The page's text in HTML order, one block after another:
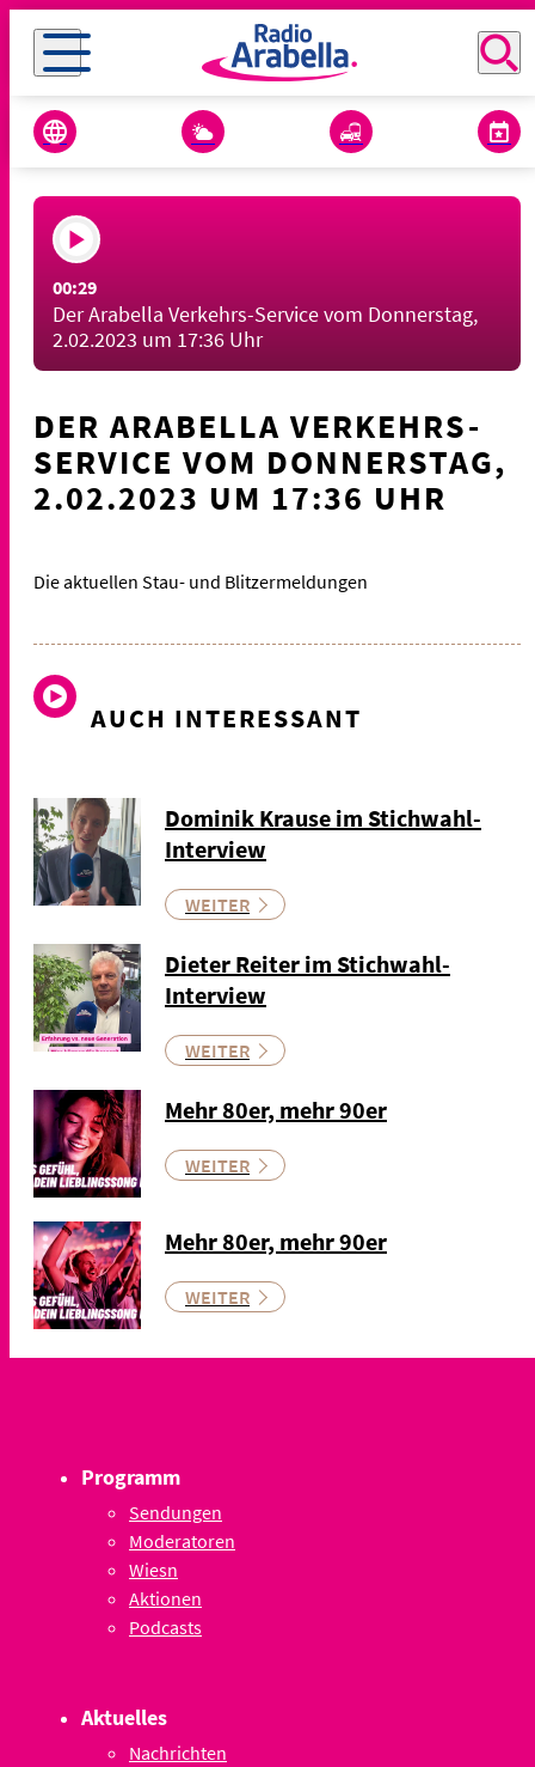
00:29
Der Arabella Verkehrs-Service vom Donnerstag,
2.02.2023 um 17:36 Uhr
DER ARABELLA VERKEHRS-
SERVICE VOM DONNERSTAG,
2.02.2023 UM 17:36 UHR
Die aktuellen Stau- und Blitzermeldungen
AUCH INTERESSANT
Dominik Krause im Stichwahl-
Interview
WEITER
Dieter Reiter im Stichwahl-
Interview
WEITER
Mehr 80er, mehr 90er
WEITER
Mehr 80er, mehr 90er
WEITER
Programm
Sendungen
Moderatoren
Wiesn
Aktionen
Podcasts
Aktuelles
Nachrichten